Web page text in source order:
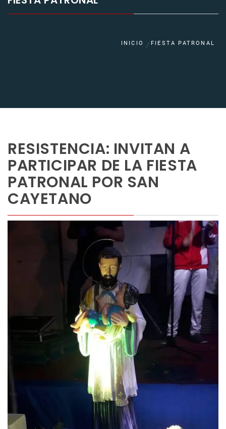
INICIO FIESTA PATRONAL
RESISTENCIA: INVITAN A
PARTICIPAR DE LA FIESTA
PATRONAL POR SAN
CAYETANO